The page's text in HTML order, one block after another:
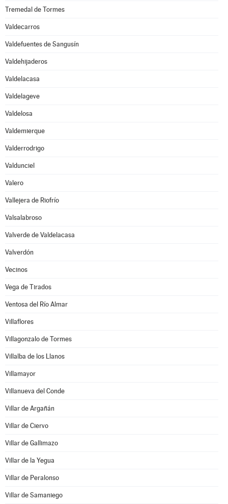
Tremedal de Tormes
Valdecarros
Valdefuentes de Sangusín
Valdehijaderos
Valdelacasa
Valdelageve
Valdelosa
Valdemierque
Valderrodrigo
Valdunciel
Valero
Vallejera de Riofrío
Valsalabroso
Valverde de Valdelacasa
Valverdón
Vecinos
Vega de Tirados
Ventosa del Río Almar
Villaflores
Villagonzalo de Tormes
Villalba de los Llanos
Villamayor
Villanueva del Conde
Villar de Argañán
Villar de Ciervo
Villar de Gallimazo
Villar de la Yegua
Villar de Peralonso
Villar de Samaniego